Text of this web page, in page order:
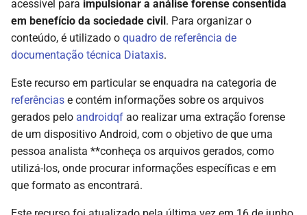
d
o
a
p
s
q
u
¿Cómo realizar una
extracción mediante
AndroidQF?
selinux.txt
settings_global.txt
settings_system.txt
env.txt
Registros e eventos do sistema
Licencia de uso
Código de conducta
Limitación de
responsabilidades
acessível para impulsionar a análise forense consentida
em benefício da sociedade civil. Para organizar o
conteúdo, é utilizado o quadro de referência de
documentação técnica Diataxis.
Este recurso em particular se enquadra na categoria de
referências e contém informações sobre os arquivos
gerados pelo androidqf ao realizar uma extração forense
de um dispositivo Android, com o objetivo de que uma
pessoa analista **conheça os arquivos gerados, como
utilizá-los, onde procurar informações específicas e em
que formato as encontrará.